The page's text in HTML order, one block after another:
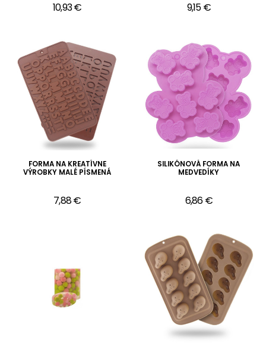
10,93 € 9,15 €
FORMA NA KREATÍVNE
VÝROBKY MALÉ PÍSMENÁ
7,88 €
SILIKÓNOVÁ FORMA NA
MEDVEDÍKY
6,86 €